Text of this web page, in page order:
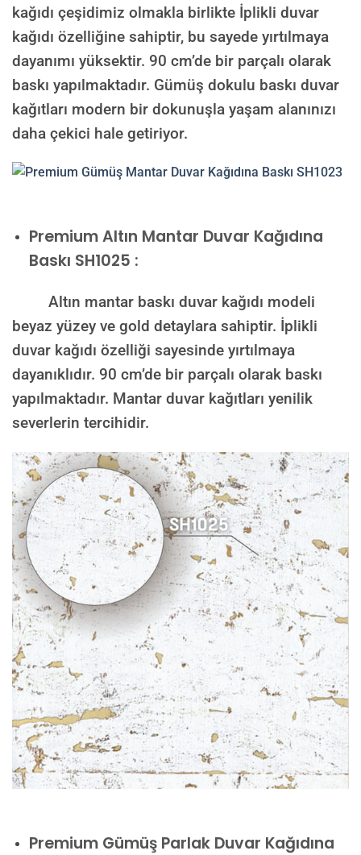
kağıdı çeşidimiz olmakla birlikte İplikli duvar
kağıdı özelliğine sahiptir, bu sayede yırtılmaya
dayanımı yüksektir. 90 cm’de bir parçalı olarak
baskı yapılmaktadır. Gümüş dokulu baskı duvar
kağıtları modern bir dokunuşla yaşam alanınızı
daha çekici hale getiriyor.
PremiumAltın Mantar Duvar Kağıdına
Baskı SH1025 :
Altın mantar baskı duvar kağıdı modeli
beyaz yüzey ve gold detaylara sahiptir. İplikli
duvar kağıdı özelliği sayesinde yırtılmaya
dayanıklıdır. 90 cm’de bir parçalı olarak baskı
yapılmaktadır. Mantar duvar kağıtları yenilik
severlerin tercihidir.
Premium Gümüş Parlak Duvar Kağıdına